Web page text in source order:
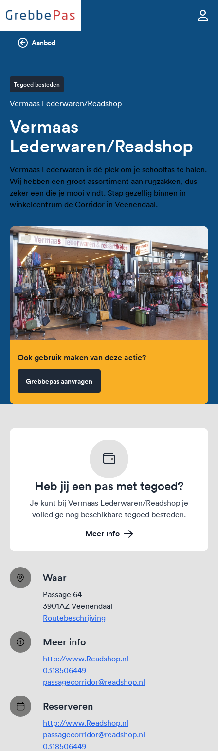
Aanbod
Tegoed besteden
Vermaas Lederwaren/Readshop
Vermaas
Lederwaren/Readshop
Vermaas Lederwaren is dé plek om je schooltas te halen.
Wij hebben een groot assortiment aan rugzakken, dus
zeker een die je mooi vindt. Stap gezellig binnen in
winkelcentrum de Corridor in Veenendaal.
Ook gebruik maken van deze actie?
Grebbepas aanvragen
Heb jij een pas met tegoed?
Je kunt bij Vermaas Lederwaren/Readshop je
volledige nog beschikbare tegoed besteden.
Meer info
Waar
Passage 64
3901AZ Veenendaal
Routebeschrijving
Meer info
http://www.Readshop.nl
0318506449
passagecorridor@readshop.nl
Reserveren
http://www.Readshop.nl
passagecorridor@readshop.nl
0318506449